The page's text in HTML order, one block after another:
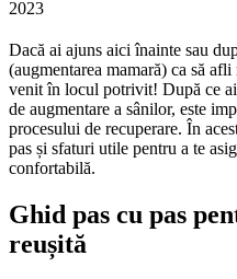
2023
Dacă ai ajuns aici înainte sau
(augmentarea mamară) ca să
venit în locul potrivit! După ce
de augmentare a sânilor, este
procesului de recuperare. În
pas și sfaturi utile pentru a te
confortabilă.
Ghid pas cu pas
reușită